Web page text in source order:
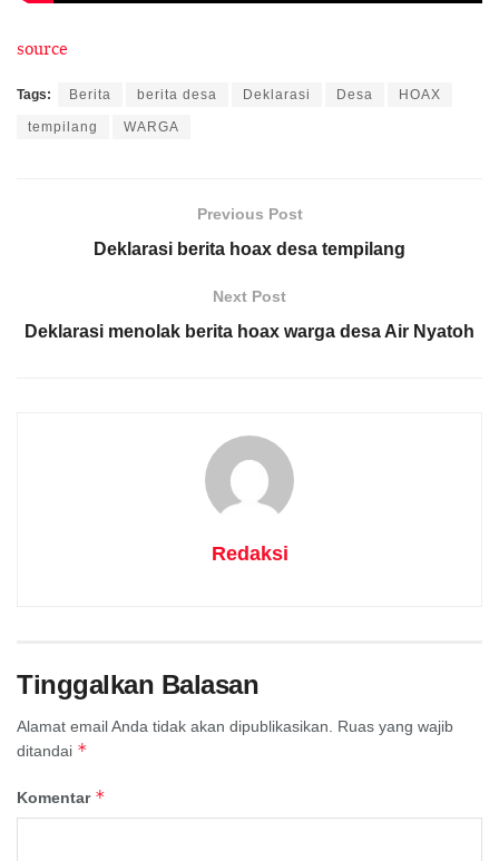
source
Tags: Berita berita desa Deklarasi Desa HOAX
tempilang WARGA
Previous Post
Deklarasi berita hoax desa tempilang
Next Post
Deklarasi menolak berita hoax warga desa Air Nyatoh
Redaksi
Tinggalkan Balasan
Alamat email Anda tidak akan dipublikasikan. Ruas yang wajib
ditandai *
Komentar *